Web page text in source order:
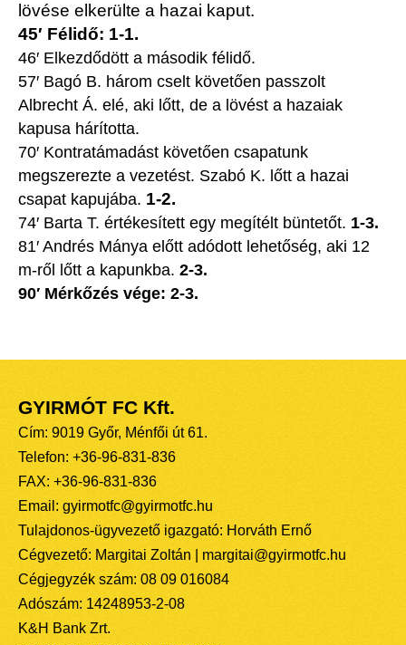
lövése elkerülte a hazai kaput.
45′ Félidő: 1-1.
46′ Elkezdődött a második félidő.
57′ Bagó B. három cselt követően passzolt
Albrecht Á. elé, aki lőtt, de a lövést a hazaiak
kapusa hárította.
70′ Kontratámadást követően csapatunk
megszerezte a vezetést. Szabó K. lőtt a hazai
csapat kapujába. 1-2.
74′ Barta T. értékesített egy megítélt büntetőt. 1-3.
81′ Andrés Mánya előtt adódott lehetőség, aki 12
m-ről lőtt a kapunkba. 2-3.
90′ Mérkőzés vége: 2-3.
GYIRMÓT FC Kft.
Cím: 9019 Győr, Ménfői út 61.
Telefon: +36-96-831-836
FAX: +36-96-831-836
Email: gyirmotfc@gyirmotfc.hu
Tulajdonos-ügyvezető igazgató: Horváth Ernő
Cégvezető: Margitai Zoltán | margitai@gyirmotfc.hu
Cégjegyzék szám: 08 09 016084
Adószám: 14248953-2-08
K&H Bank Zrt.